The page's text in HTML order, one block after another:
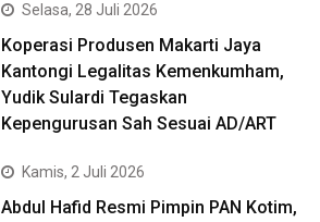
Selasa, 28 Juli 2026
Koperasi Produsen Makarti Jaya
Kantongi Legalitas Kemenkumham,
Yudik Sulardi Tegaskan
Kepengurusan Sah Sesuai AD/ART
Kamis, 2 Juli 2026
Abdul Hafid Resmi Pimpin PAN Kotim,